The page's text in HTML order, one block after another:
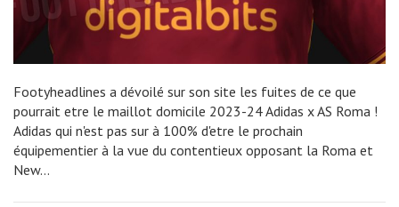
Footyheadlines a dévoilé sur son site les fuites de ce que
pourrait etre le maillot domicile 2023-24 Adidas x AS Roma !
Adidas qui n'est pas sur à 100% d'etre le prochain
équipementier à la vue du contentieux opposant la Roma et
New…